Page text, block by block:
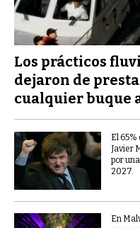
Los prácticos
dejaron de
cualquier buque
El
Javier
por
2027.
En